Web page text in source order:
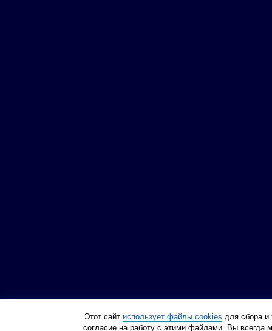
Этот сайт использует файлы cookies для сбора и
согласие на работу с этими файлами. Вы всегда